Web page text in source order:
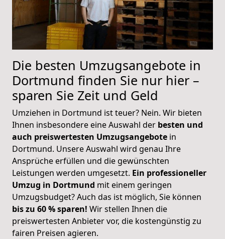
Die besten Umzugsangebote in
Dortmund finden Sie nur hier –
sparen Sie Zeit und Geld
Umziehen in Dortmund ist teuer? Nein. Wir bieten
Ihnen insbesondere eine Auswahl der besten und
auch preiswertesten Umzugsangebote in
Dortmund. Unsere Auswahl wird genau Ihre
Ansprüche erfüllen und die gewünschten
Leistungen werden umgesetzt. Ein professioneller
Umzug in Dortmund mit einem geringen
Umzugsbudget? Auch das ist möglich, Sie können
bis zu 60 % sparen! Wir stellen Ihnen die
preiswertesten Anbieter vor, die kostengünstig zu
fairen Preisen agieren.